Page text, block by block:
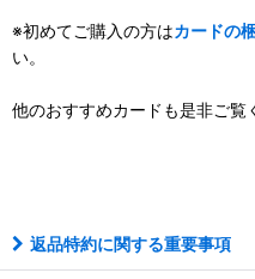
※初めてご購入の方はカードの
い。
他のおすすめカードも是非ご
返品特約に関する重要事項